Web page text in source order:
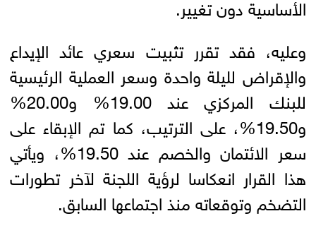
الأساسية دون تغيير.
وعليه، فقد تقرر تثبيت سعري عائد الإيداع
والإقراض لليلة واحدة وسعر العملية الرئيسية
للبنك المركزي عند 19.00% و20.00%
و19.50%، على الترتيب، كما تم الإبقاء على
سعر الائتمان والخصم عند 19.50%، ويأتي
هذا القرار انعكاسا لرؤية اللجنة لآخر تطورات
التضخم وتوقعاته منذ اجتماعها السابق.